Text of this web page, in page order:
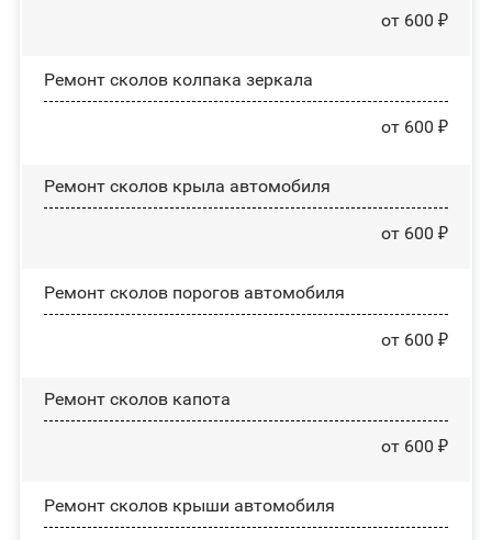
от 600 ₽
Ремонт сколов колпака зеркала
от 600 ₽
Ремонт сколов крыла автомобиля
от 600 ₽
Ремонт сколов порогов автомобиля
от 600 ₽
Ремонт сколов капота
от 600 ₽
Ремонт сколов крыши автомобиля